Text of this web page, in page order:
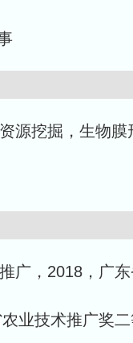
源挖掘，生物
广，2018，广东
业技术推广奖二